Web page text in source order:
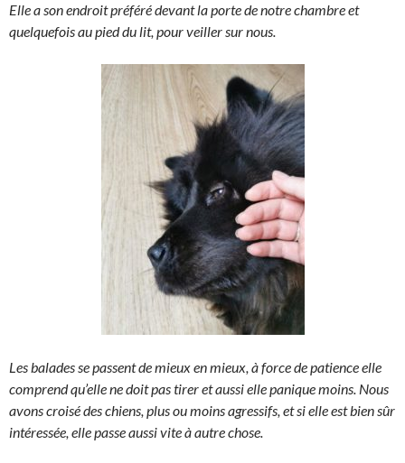
Elle a son endroit préféré devant la porte de notre chambre et
quelquefois au pied du lit, pour veiller sur nous.
Les balades se passent de mieux en mieux, à force de patience elle
comprend qu’elle ne doit pas tirer et aussi elle panique moins. Nous
avons croisé des chiens, plus ou moins agressifs, et si elle est bien sûr
intéressée, elle passe aussi vite à autre chose.